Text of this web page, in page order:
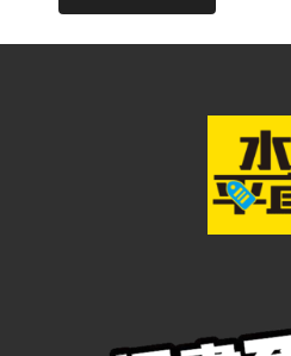
$73.00.$64.00.